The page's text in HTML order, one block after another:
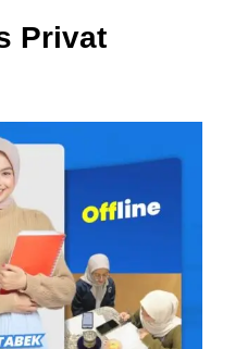
Privat